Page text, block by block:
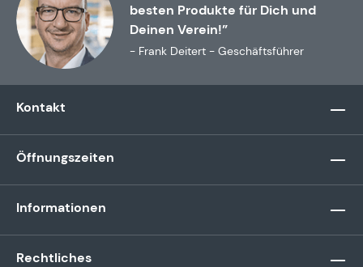
besten Produkte für Dich und
Deinen Verein!”
- Frank Deitert - Geschäftsführer
Kontakt
Öffnungszeiten
Informationen
Rechtliches